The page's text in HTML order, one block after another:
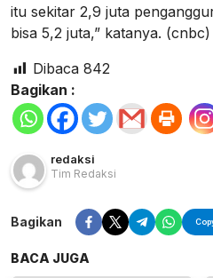
itu sekitar 2,9 juta
bisa 5,2 juta,” katanya. (cnbc)
Dibaca 842
Bagikan :
redaksi
Tim Redaksi
Bagikan
BACA JUGA